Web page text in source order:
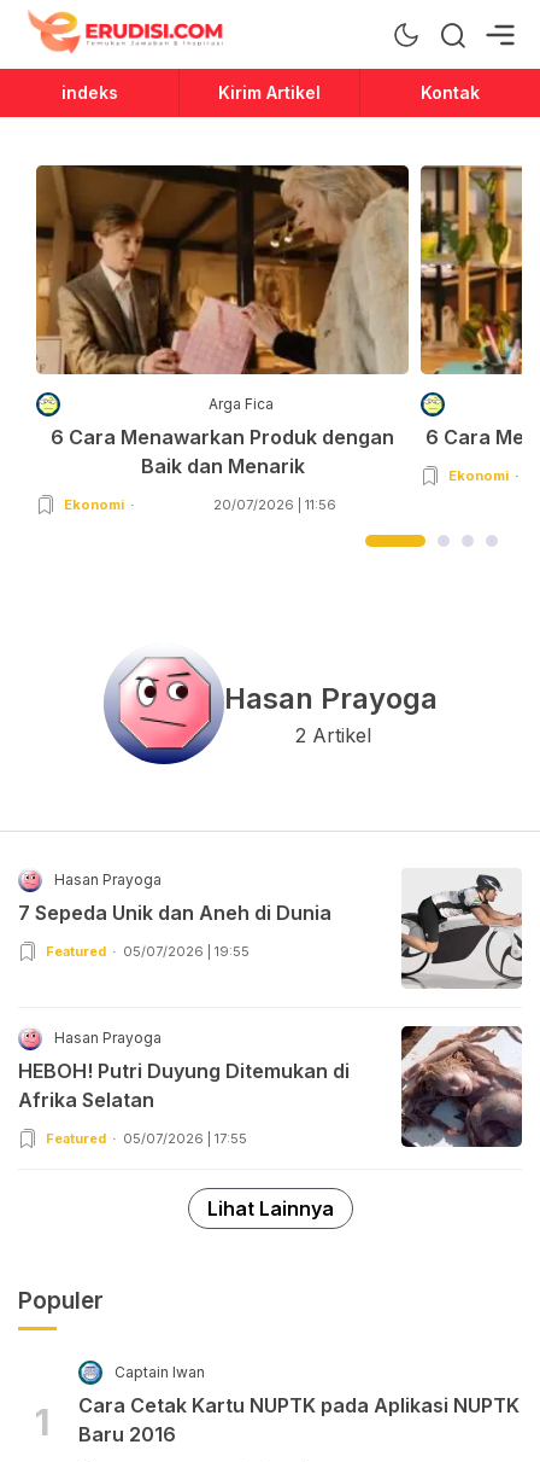
Erudisi
Temukan Jawaban dan Inspirasi
indeks Kirim Artikel Kontak
Arga Fica
6 Cara Menawarkan Produk dengan
Baik dan Menarik
Ekonomi 20/07/2026 | 11:56
6 Cara
Ekonomi
Hasan Prayoga
2 Artikel
Hasan Prayoga
7 Sepeda Unik dan Aneh di Dunia
Featured 05/07/2026 | 19:55
Hasan Prayoga
HEBOH! Putri Duyung Ditemukan di
Afrika Selatan
Featured 05/07/2026 | 17:55
Lihat Lainnya
Populer
1
Captain Iwan
Cara Cetak Kartu NUPTK pada Aplikasi NUPTK
Baru 2016